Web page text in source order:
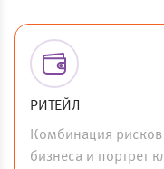
РИТЕЙЛ
Комбинация
бизнеса и портрет